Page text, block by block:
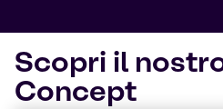
Scopri il
Concept